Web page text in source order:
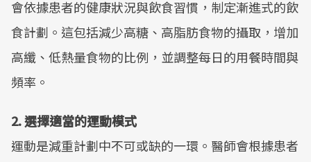
會依據患者的健康狀況與飲食習慣，制定漸進式的飲
食計劃。這包括減少高糖、高脂肪食物的攝取，增加
高纖、低熱量食物的比例，並調整每日的用餐時間與
頻率。
2. 選擇適當的運動模式
運動是減重計劃中不可或缺的一環。醫師會根據患者